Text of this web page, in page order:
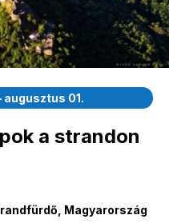
augusztus 01.
a strandon
Magyarország